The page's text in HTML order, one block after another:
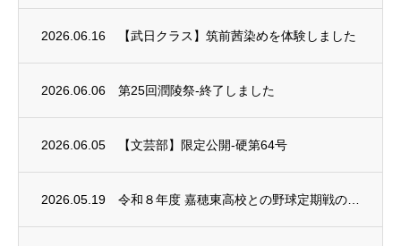
2026.06.16 【武日クラス】筑前茜染めを体験しました
2026.06.06 第25回潤陵祭-終了しました
2026.06.05 【文芸部】限定公開-硬第64号
2026.05.19